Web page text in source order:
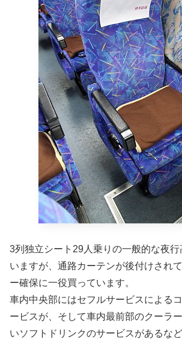
3列独立シート29人乗りの一般的な夜
いますが、通路カーテンが後付けされ
ー確保に一役買っています。
車内中央部にはセフルサービスによる
ービスが、そして車内最前部のクーラ
いソフトドリンクのサービスがあるな